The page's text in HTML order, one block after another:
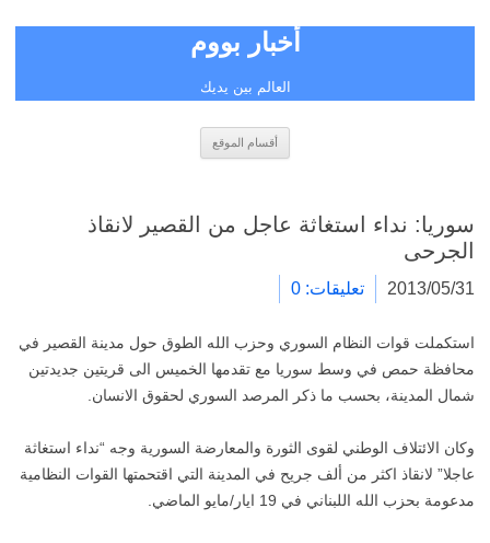
أخبار بووم
العالم بين يديك
أقسام الموقع
سوريا: نداء استغاثة عاجل من القصير لانقاذ
الجرحى
2013/05/31 تعليقات: 0
استكملت قوات النظام السوري وحزب الله الطوق حول مدينة القصير في
محافظة حمص في وسط سوريا مع تقدمها الخميس الى قريتين جديدتين
شمال المدينة، بحسب ما ذكر المرصد السوري لحقوق الانسان.
وكان الائتلاف الوطني لقوى الثورة والمعارضة السورية وجه “نداء استغاثة
عاجلا” لانقاذ اكثر من ألف جريح في المدينة التي اقتحمتها القوات النظامية
مدعومة بحزب الله اللبناني في 19 ايار/مايو الماضي.